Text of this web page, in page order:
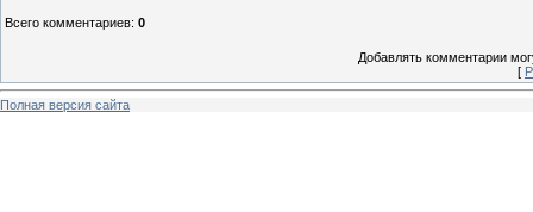
Всего комментариев: 0
Добавлять комментарии
[
Полная версия сайта